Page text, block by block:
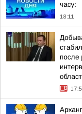
часу:
18:11
после